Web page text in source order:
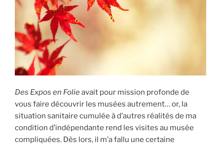
Des Expos en Folieavait pour mission profonde de
vous faire découvrir les musées autrement… or, la
situation sanitaire cumulée à d’autres réalités de ma
condition d’indépendante rend les visites au musée
compliquées. Dès lors, il m’a fallu une certaine